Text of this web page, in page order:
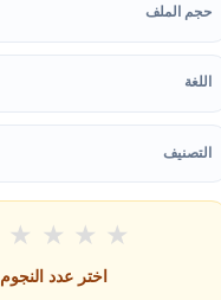
حجم الملف
اللغة
التصنيف
★ ★ ★ ★
اختر عدد النجوم